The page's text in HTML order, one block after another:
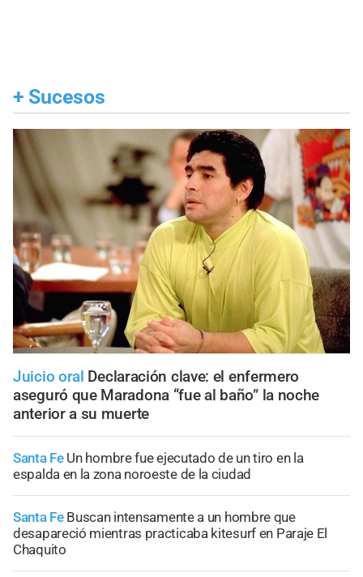
+ Sucesos
Juicio oral Declaración clave: el enfermero
aseguró que Maradona “fue al baño” la noche
anterior a su muerte
Santa Fe Un hombre fue ejecutado de un tiro en la
espalda en la zona noroeste de la ciudad
Santa Fe Buscan intensamente a un hombre que
desapareció mientras practicaba kitesurf en Paraje El
Chaquito